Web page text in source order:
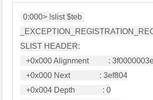
0:000> !slist $teb
SLIST HEADER:
   +0x000 Alignment          : 3f0000003ef804
   +0x000 Next               : 3ef804
   +0x004 Depth              : 0